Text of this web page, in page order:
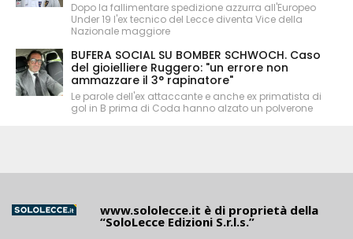
Dopo la fallimentare spedizione azzurra all'Europeo
Under 19 l'ex tecnico del Lecce diventa Vice della
Nazionale maggiore
BUFERA SOCIAL SU BOMBER SCHWOCH. Caso
del gioielliere Ruggero: "un errore non
ammazzare il 3° rapinatore"
Le parole dell'ex attaccante e anche ex primatista di
gol in B prima di Coda hanno alzato un polverone
www.sololecce.it è di proprietà della
“SoloLecce Edizioni S.r.l.s.”